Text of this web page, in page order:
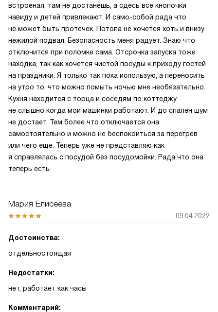
встроеная, там не достанешь, а сдесь все кнопочки
навиду и детей привлекают. И само-собой рада что
не может быть протечек. Потопа не хочется хоть и внизу
нежилой подвал. Безопасность меня радует. Знаю что
отключится при поломке сама. Отсрочка запуска тоже
находка, так как хочется чистой посуды к приходу гостей
на праздники. Я только так пока использую, а переносить
на утро то, что можно помыть ночью мне необязательно.
Кухня находится с торца и соседям по коттеджу
не слышно когда мои машинки работают. И до спален шум
не достает. Тем более что отключается она
самостоятельно и можно не беспокоиться за перегрев
или чего еще. Теперь уже не представляю как
я справлялась с посудой без посудомойки. Рада что она
теперь есть.
Мария Елисеева
09.04.2022
Достоинства:
отдельностоящая
Недостатки:
нет, работает как часы
Комментарий: